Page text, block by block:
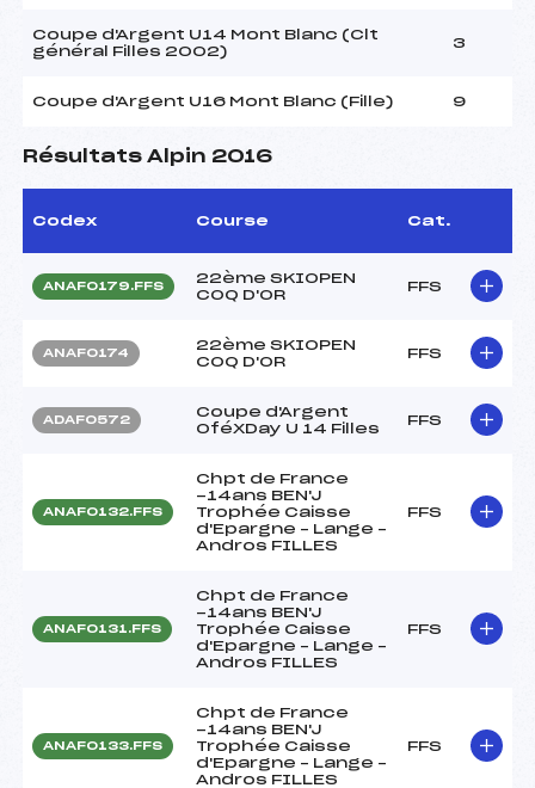
Coupe d'Argent U14 Mont Blanc (Clt
général Filles 2002)
3
Coupe d'Argent U16 Mont Blanc (Fille) 9
Résultats Alpin 2016
Codex Course Cat.
ANAF0179.FFS
22ème SKIOPEN
COQ D'OR
FFS
ANAF0174
22ème SKIOPEN
COQ D'OR
FFS
ADAF0572
Coupe d'Argent
OféXDay U 14 Filles
FFS
ANAF0132.FFS
Chpt de France
-14ans BEN'J
Trophée Caisse
d'Epargne – Lange –
Andros FILLES
FFS
ANAF0131.FFS
Chpt de France
-14ans BEN'J
Trophée Caisse
d'Epargne – Lange –
Andros FILLES
FFS
ANAF0133.FFS
Chpt de France
-14ans BEN'J
Trophée Caisse
d'Epargne – Lange –
Andros FILLES
FFS